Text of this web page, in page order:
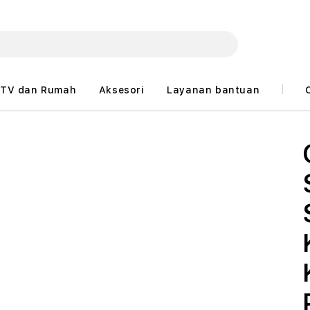
TV dan Rumah Aksesori Layanan bantuan